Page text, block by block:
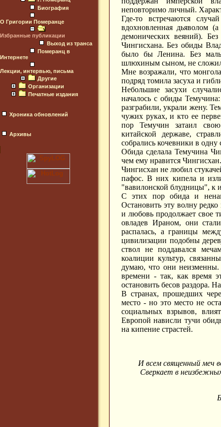
Биография
О Григории Померанце
Избранные публикации
Выход из транса
Померанц в
Интернете
Лекции, интервью, письма
Другие
Организации
Печатные издания
Хроника обновлений
Архивы
неповторимо личный.
Где-то встречаются
вдохновленная дьяволом
демонических веяний).
Чингисхана. Без обиды
было бы Ленина. Без
шлюхиным сыном, не
Мне возражали, что
подряд томила засуха и
Небольшие засухи
началось с обиды
разграбили, украли жену.
чужих руках, и кто ее
пор Темучин затаил
китайской державе,
собрались кочевники в
Обида сделала Темучина
чем ему нравится
Чингисхан не любил
пафос. В них кипела и
"вавилонской блудницы", к
С этих пор обида и
Остановить эту волну
и любовь продолжает свое
овладев Ираном, они
распалась, а границы
цивилизации подобны
ствол не поддавался
коалиции культур,
думаю, что они
времени - так, как время
остановить бесов раздора.
В странах, прошедших
место - но это место не
социальных взрывов,
Европой нависли тучи
на кипение страстей.
И всем священный меч
Сверкает в